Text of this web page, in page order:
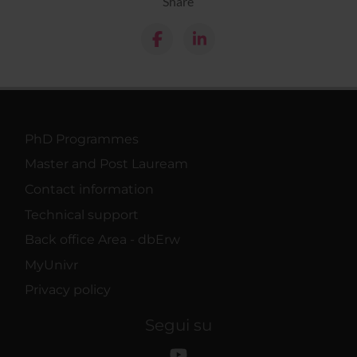
PhD Programmes
Master and Post Lauream
Contact information
Technical support
Back office Area - dbErw
MyUnivr
Privacy policy
Segui su